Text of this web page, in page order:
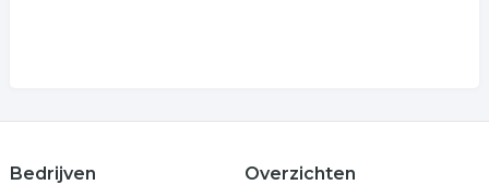
Bedrijven Overzichten